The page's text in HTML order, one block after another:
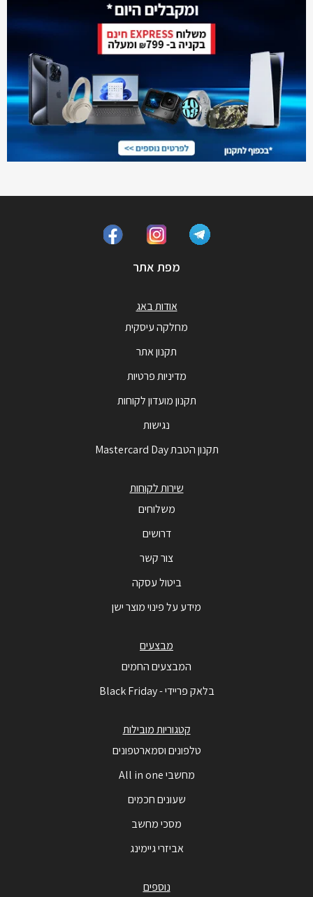
מפת אתר
אודות באג
מחלקה עיסקית
תקנון אתר
מדיניות פרטיות
תקנון מועדון לקוחות
נגישות
תקנון הטבת Mastercard Day
שירות לקוחות
משלוחים
דרושים
צור קשר
ביטול עסקה
מידע על פינוי מוצר ישן
מבצעים
המבצעים החמים
בלאק פריידי - Black Friday
קטגוריות מובילות
טלפונים וסמארטפונים
מחשבי All in one
שעונים חכמים
מסכי מחשב
אביזרי גיימינג
נוספים